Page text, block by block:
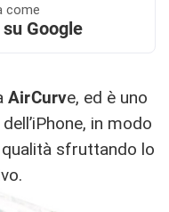
come
Google
AirCurve, ed è uno
in modo
sfruttando lo